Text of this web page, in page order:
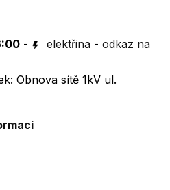
- elektřina -odkaz na
Obnova sítě 1kV ul.